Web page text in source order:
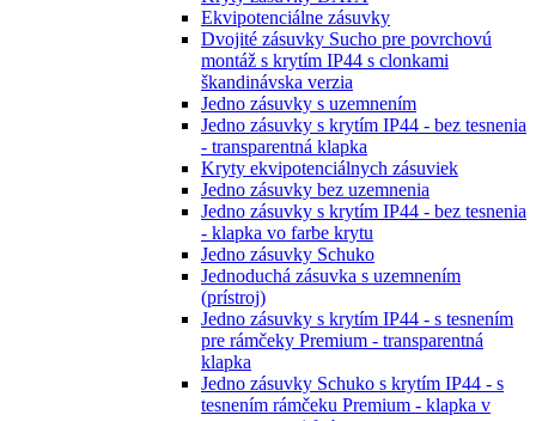
Ekvipotenciálne zásuvky
Dvojité zásuvky Sucho pre povrchovú
montáž s krytím IP44 s clonkami
škandinávska verzia
Jedno zásuvky s uzemnením
Jedno zásuvky s krytím IP44 - bez tesnenia
- transparentná klapka
Kryty ekvipotenciálnych zásuviek
Jedno zásuvky bez uzemnenia
Jedno zásuvky s krytím IP44 - bez tesnenia
- klapka vo farbe krytu
Jedno zásuvky Schuko
Jednoduchá zásuvka s uzemnením
(prístroj)
Jedno zásuvky s krytím IP44 - s tesnením
pre rámčeky Premium - transparentná
klapka
Jedno zásuvky Schuko s krytím IP44 - s
tesnením rámčeku Premium - klapka v